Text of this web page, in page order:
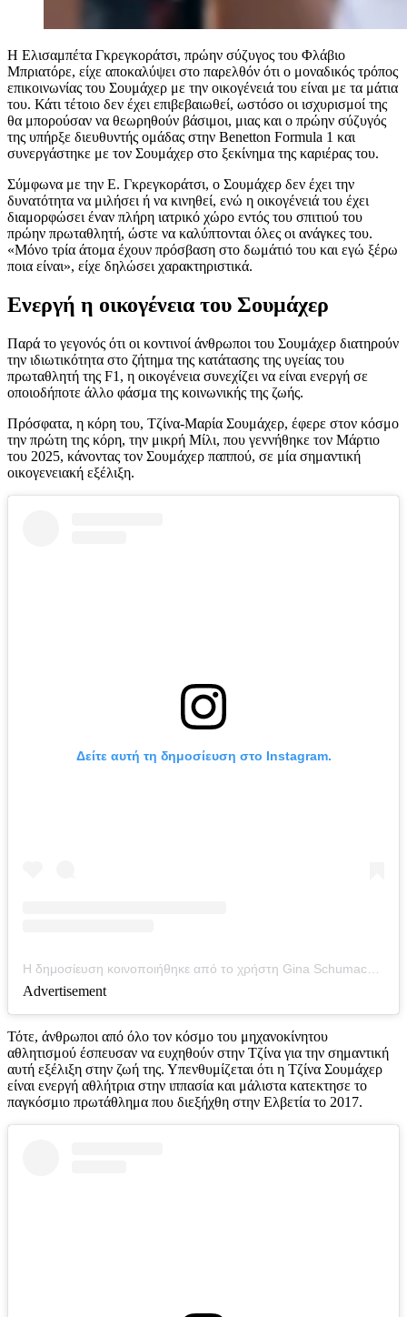
Η Ελισαμπέτα Γκρεγκοράτσι, πρώην σύζυγος του Φλάβιο
Μπριατόρε, είχε αποκαλύψει στο παρελθόν ότι ο μοναδικός τρόπος
επικοινωνίας του Σουμάχερ με την οικογένειά του είναι με τα μάτια
του. Κάτι τέτοιο δεν έχει επιβεβαιωθεί, ωστόσο οι ισχυρισμοί της
θα μπορούσαν να θεωρηθούν βάσιμοι, μιας και ο πρώην σύζυγός
της υπήρξε διευθυντής ομάδας στην Benetton Formula 1 και
συνεργάστηκε με τον Σουμάχερ στο ξεκίνημα της καριέρας του.
Σύμφωνα με την Ε. Γκρεγκοράτσι, ο Σουμάχερ δεν έχει την
δυνατότητα να μιλήσει ή να κινηθεί, ενώ η οικογένειά του έχει
διαμορφώσει έναν πλήρη ιατρικό χώρο εντός του σπιτιού του
πρώην πρωταθλητή, ώστε να καλύπτονται όλες οι ανάγκες του.
«Μόνο τρία άτομα έχουν πρόσβαση στο δωμάτιό του και εγώ ξέρω
ποια είναι», είχε δηλώσει χαρακτηριστικά.
Ενεργή η οικογένεια του Σουμάχερ
Παρά το γεγονός ότι οι κοντινοί άνθρωποι του Σουμάχερ διατηρούν
την ιδιωτικότητα στο ζήτημα της κατάτασης της υγείας του
πρωταθλητή της F1, η οικογένεια συνεχίζει να είναι ενεργή σε
οποιοδήποτε άλλο φάσμα της κοινωνικής της ζωής.
Πρόσφατα, η κόρη του, Τζίνα-Μαρία Σουμάχερ, έφερε στον κόσμο
την πρώτη της κόρη, την μικρή Μίλι, που γεννήθηκε τον Μάρτιο
του 2025, κάνοντας τον Σουμάχερ παππού, σε μία σημαντική
οικογενειακή εξέλιξη.
Δείτε αυτή τη δημοσίευση στο Instagram.
Η δημοσίευση κοινοποιήθηκε από το χρήστη Gina Schumacher (@gina_schumacher)
Advertisement
Τότε, άνθρωποι από όλο τον κόσμο του μηχανοκίνητου
αθλητισμού έσπευσαν να ευχηθούν στην Τζίνα για την σημαντική
αυτή εξέλιξη στην ζωή της. Υπενθυμίζεται ότι η Τζίνα Σουμάχερ
είναι ενεργή αθλήτρια στην ιππασία και μάλιστα κατεκτησε το
παγκόσμιο πρωτάθλημα που διεξήχθη στην Ελβετία το 2017.